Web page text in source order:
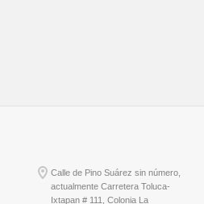
Calle de Pino Suárez sin número,
actualmente Carretera Toluca-
Ixtapan # 111, Colonia La